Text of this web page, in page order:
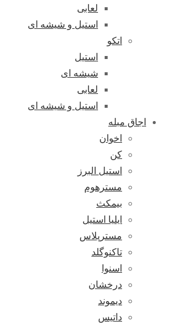
لعابی
استیل و شیشه ای
اتکو
استیل
شیشه ای
لعابی
استیل و شیشه ای
اجاق مبله
اخوان
کن
استیل البرز
مسترهوم
بیمکث
ایلیا استیل
مسترپلاس
تاکنوگلد
اسنوا
درخشان
دیموند
داتیس